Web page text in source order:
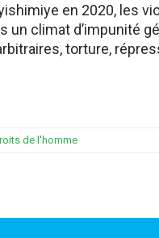
en 2020, les
un climat d’impunité
torture,
de l'homme